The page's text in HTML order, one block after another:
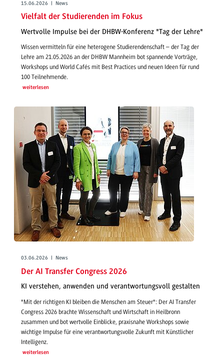
15.06.2026 | News
Vielfalt der Studierenden im Fokus
Wertvolle Impulse bei der DHBW-Konferenz "Tag der Lehre"
Wissen vermitteln für eine heterogene Studierendenschaft – der Tag der
Lehre am 21.05.2026 an der DHBW Mannheim bot spannende Vorträge,
Workshops und World Cafés mit Best Practices und neuen Ideen für rund
100 Teilnehmende.
weiterlesen
03.06.2026 | News
Der AI Transfer Congress 2026
KI verstehen, anwenden und verantwortungsvoll gestalten
"Mit der richtigen KI bleiben die Menschen am Steuer": Der AI Transfer
Congress 2026 brachte Wissenschaft und Wirtschaft in Heilbronn
zusammen und bot wertvolle Einblicke, praxisnahe Workshops sowie
wichtige Impulse für eine verantwortungsvolle Zukunft mit Künstlicher
Intelligenz.
weiterlesen